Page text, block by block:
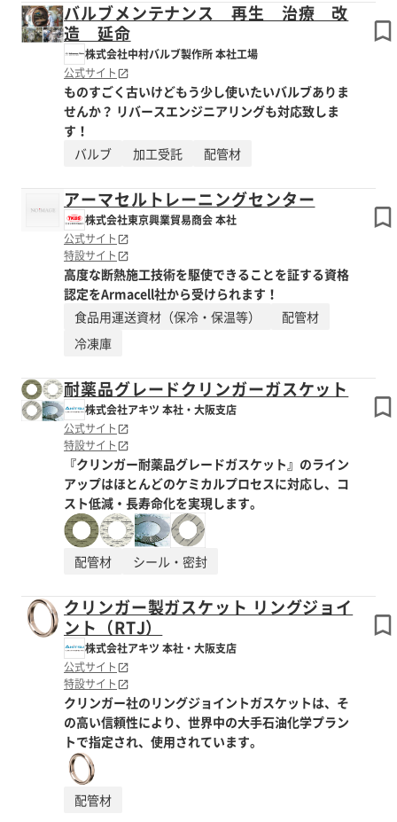
バルブメンテナンス 再生 治療 改
造 延命
株式会社中村バルブ製作所 本社工場
公式サイト
ものすごく古いけどもう少し使いたいバルブありま
せんか？ リバースエンジニアリングも対応致しま
す！
バルブ
加工受託 配管材
アーマセルトレーニングセンター
株式会社東京興業貿易商会 本社
公式サイト
特設サイト
高度な断熱施工技術を駆使できることを証する資格
認定をArmacell社から受けられます！
食品用運送資材（保冷・保温等）
配管材
冷凍庫
耐薬品グレードクリンガーガスケット
株式会社アキツ 本社・大阪支店
公式サイト
特設サイト
『クリンガー耐薬品グレードガスケット』のライン
アップはほとんどのケミカルプロセスに対応し、コ
スト低減・長寿命化を実現します。
配管材 シール・密封
クリンガー製ガスケット リングジョイ
ント（RTJ）
株式会社アキツ 本社・大阪支店
公式サイト
特設サイト
クリンガー社のリングジョイントガスケットは、そ
の高い信頼性により、世界中の大手石油化学プラン
トで指定され、使用されています。
配管材